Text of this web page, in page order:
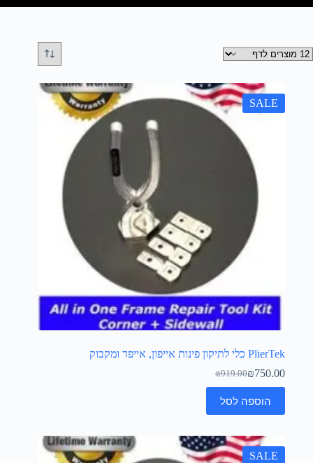
SALE
PlierTek כלי לתיקון פינות אייפון, אייפד ומקבוק
₪919.00₪750.00
הוספה לסל
SALE